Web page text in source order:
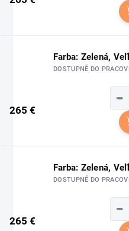
Farba: Zelená,
DOSTUPNÉ DO
265 €
−
Farba: Zelená,
DOSTUPNÉ DO
265 €
−